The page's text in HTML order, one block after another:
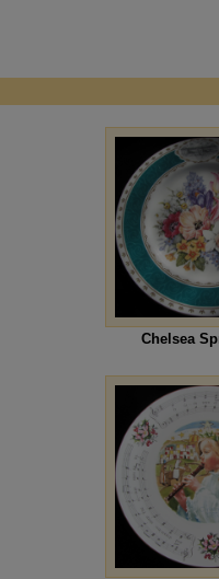
Chelsea